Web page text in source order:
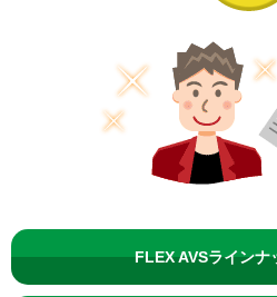
FLEX AVSラインナ